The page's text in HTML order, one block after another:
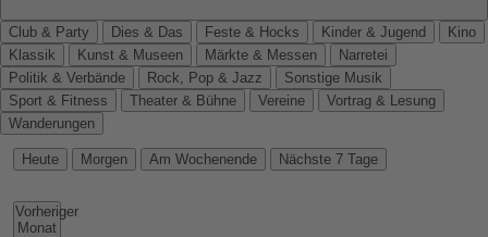
Club & Party Dies & Das Feste & Hocks Kinder & Jugend
Kino
Klassik
Kunst & Museen Märkte & Messen
Narretei
Politik & Verbände
Rock, Pop & Jazz
Sonstige Musik
Sport & Fitness
Theater & Bühne Vereine
Vortrag & Lesung
Wanderungen
Heute Morgen Am Wochenende Nächste 7 Tage
Vorheriger
Monat